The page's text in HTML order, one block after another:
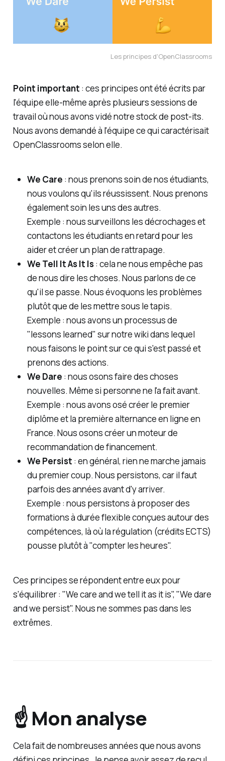
Les principes d'OpenClassrooms
Point important : ces principes ont été écrits par
l'équipe elle-même après plusieurs sessions de
travail où nous avons vidé notre stock de post-its.
Nous avons demandéà l'équipece qui caractérisait
OpenClassrooms selon elle.
We Care : nous prenons soin de nos étudiants,
nous voulons qu'ils réussissent. Nous prenons
également soin les uns des autres.
Exemple : nous surveillons les décrochages et
contactons les étudiants en retard pour les
aider et créer un plan de rattrapage.
We Tell It As It Is: cela ne nous empêche pas
de nous dire les choses. Nous parlons de ce
qu'il se passe. Nous évoquons les problèmes
plutôt que de les mettre sous le tapis.
Exemple : nous avons un processus de
"lessons learned" sur notre wiki dans lequel
nous faisons le point sur ce qui s'est passé et
prenons des actions.
We Dare : nous osons faire des choses
nouvelles. Même si personne ne l'a fait avant.
Exemple : nous avons osé créer le premier
diplôme et la première alternance en ligne en
France. Nous osons créer un moteur de
recommandation de financement.
We Persist : en général, rien ne marche jamais
du premier coup. Nous persistons, car il faut
parfois des années avant d'y arriver.
Exemple : nous persistons à proposer des
formations à durée flexible conçues autour des
compétences, là où la régulation (crédits ECTS)
pousse plutôt à "compter les heures".
Ces principes se répondent entre eux pour
s'équilibrer : "We careandwe tell it as it is", "We dare
andwe persist". Nous ne sommes pas dans les
extrêmes.
☝️ Mon analyse
Cela fait de nombreuses années que nous avons